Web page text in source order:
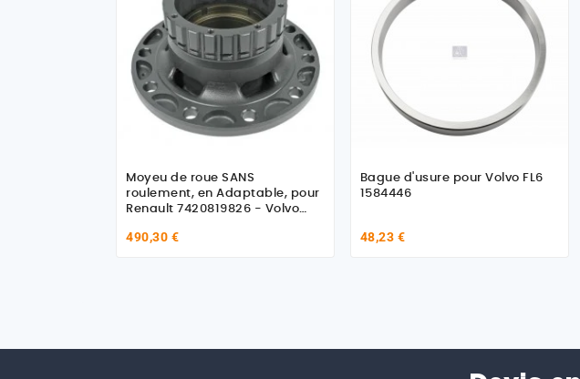
Moyeu de roue SANS
roulement, en Adaptable, pour
Renault 7420819826 - Volvo
490,30 €
Bague d'usure pour Volvo FL6
1584446
48,23 €